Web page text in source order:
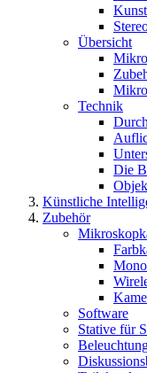
Übersicht
Technik
Die
Künstliche
Zubehör
Software
Stative für